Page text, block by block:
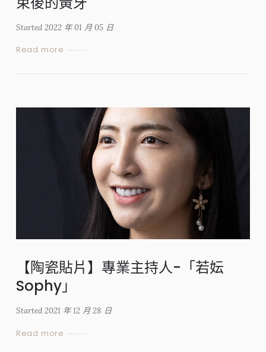
Started2022 年 01 月 05 日
Read more
【陶瓷貼片】專業主持人-「若妘
Sophy」
Started2021 年 12 月 28 日
Read more